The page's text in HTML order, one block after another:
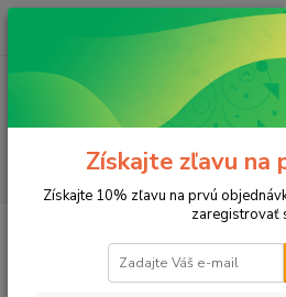
(Po-Pia, 8-17 hod.)
Príslušenstvo
Držiaky na sondy
Získajte zľavu na
Získajte 10% zľavu na prvú
zaregistrovať